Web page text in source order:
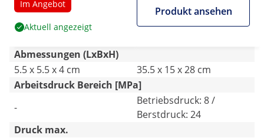
Schlauchgröße 1" - Storz
Im Angebot
Aktuell angezeigt
Produkt ansehen
Abmessungen (LxBxH)
5.5 x 5.5 x 4 cm
35.5 x 15 x 28 cm
Arbeitsdruck Bereich [MPa]
-
Betriebsdruck: 8 /
Berstdruck: 24
Druck max.